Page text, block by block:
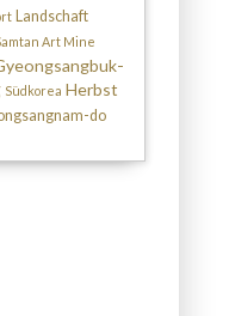
Landschaft
Art Mine
Südkorea Herbst
do